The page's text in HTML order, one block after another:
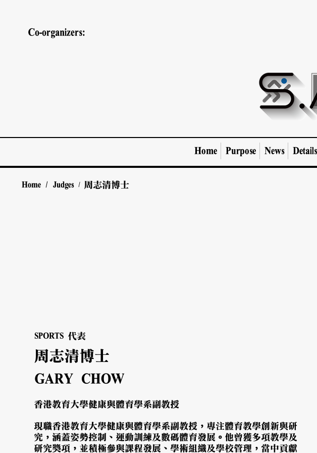
Co-organizers:
Home Purpose News Details
Home / Judges / 周志清博士
SPORTS 代表
周志清博士
GARY CHOW
香港教育大學健康與體育學系副教授
現職香港教育大學健康與體育學系副教授，專注體育教學創新與研
究，涵蓋姿勢控制、運動訓練及數碼體育發展。他曾獲多項教學及
研究獎項，並積極參與課程發展、學術組織及學校管理，當中貢獻